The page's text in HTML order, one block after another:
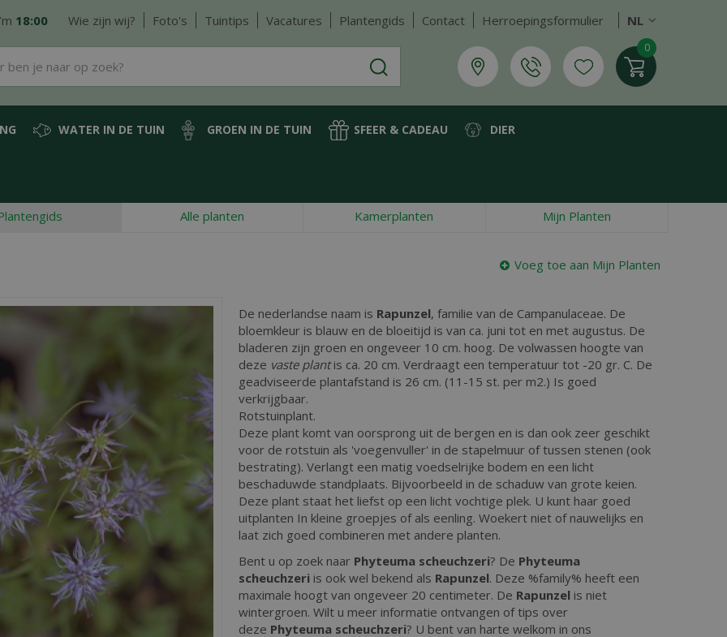
18:00 Wie zijn wij? Foto's Tuintips Vacatures Plantengids Contact Herroepingsformulier NL
WATER IN DE TUIN GROEN IN DE TUIN SFEER & CADEAU DIER
Alle planten Kamerplanten Mijn Planten
Voeg toe aan Mijn Planten
De nederlandse naam is Rapunzel, familie van de Campanulaceae. De
bloemkleur is blauw en de bloeitijd is van ca. juni tot en met augustus. De
bladeren zijn groen en ongeveer 10 cm. hoog. De volwassen hoogte van
deze vaste plantis ca. 20 cm. Verdraagt een temperatuur tot -20 gr. C. De
geadviseerde plantafstand is 26 cm. (11-15 st. per m2.) Is goed
verkrijgbaar.
Rotstuinplant.
Deze plant komt van oorsprong uit de bergen en is dan ook zeer geschikt
voor de rotstuin als 'voegenvuller' in de stapelmuur of tussen stenen (ook
bestrating). Verlangt een matig voedselrijke bodem en een licht
beschaduwde standplaats. Bijvoorbeeld in de schaduw van grote keien.
Deze plant staat het liefst op een licht vochtige plek. U kunt haar goed
uitplanten In kleine groepjes of als eenling. Woekert niet of nauwelijks en
laat zich goed combineren met andere planten.
Bent u op zoek naar Phyteuma scheuchzeri? De Phyteuma
scheuchzeri is ook wel bekend als Rapunzel. Deze %family% heeft een
maximale hoogt van ongeveer 20 centimeter. De Rapunzel is niet
wintergroen. Wilt u meer informatie ontvangen of tips over
deze Phyteuma scheuchzeri? U bent van harte welkom in ons